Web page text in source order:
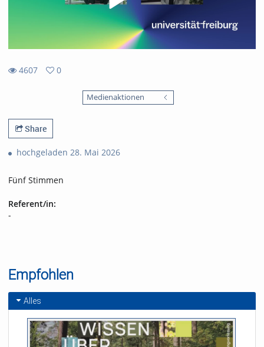
4607
0
Medienaktionen
Share
hochgeladen 28. Mai 2026
Fünf Stimmen
Referent/in:
-
Empfohlen
Alles